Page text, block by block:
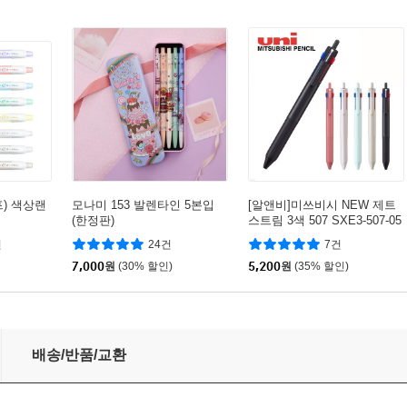
색상랜
모나미 153 발렌타인 5본입
(한정판)
24건
7,000원 (30% 할인)
[알앤비]미쓰비시 NEW 제트
스트림 3색 507 SXE3-507-05
7건
5,200원 (35% 할인)
배송/반품/교환